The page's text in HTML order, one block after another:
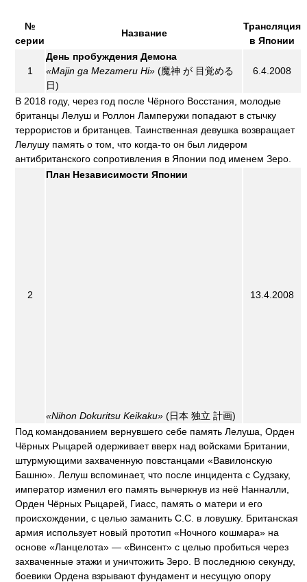
№
серии
Название
Трансляция
в Японии
1
День пробуждения Демона
«Majin ga Mezameru Hi» (魔神 が 目覚める
日)
6.4.2008
В 2018 году, через год после Чёрного Восстания, молодые
британцы Лелуш и Роллон Ламперужи попадают в стычку
террористов и британцев. Таинственная девушка возвращает
Лелушу память о том, что когда-то он был лидером
антибританского сопротивления в Японии под именем Зеро.
2
План Независимости Японии
«Nihon Dokuritsu Keikaku» (日本 独立 計画)
13.4.2008
Под командованием вернувшего себе память Лелуша, Орден
Чёрных Рыцарей одерживает вверх над войсками Британии,
штурмующими захваченную повстанцами «Вавилонскую
Башню». Лелуш вспоминает, что после инцидента с Судзаку,
император изменил его память вычеркнув из неё Нанналли,
Орден Чёрных Рыцарей, Гиасс, память о матери и его
происхождении, с целью заманить C.C. в ловушку. Британская
армия использует новый прототип «Ночного кошмара» на
основе «Ланцелота» — «Винсент» с целью пробиться через
захваченные этажи и уничтожить Зеро. В последнюю секунду,
боевики Ордена взрывают фундамент и несущую опору